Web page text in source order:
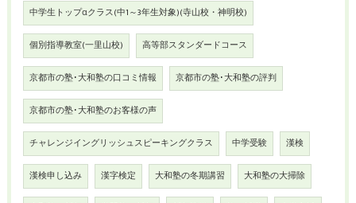
中学生トップαクラス(中1～3年生対象)(寺山校・神明校)
個別指導教室(一里山校) 高等部スタンダードコース
京都市の塾･大和塾の口コミ情報 京都市の塾･大和塾の評判
京都市の塾･大和塾のお客様の声
チャレンジイングリッシュスピーキングクラス 中学受験 漢検
漢検申し込み 漢字検定 大和塾の冬期講習 大和塾の大掃除